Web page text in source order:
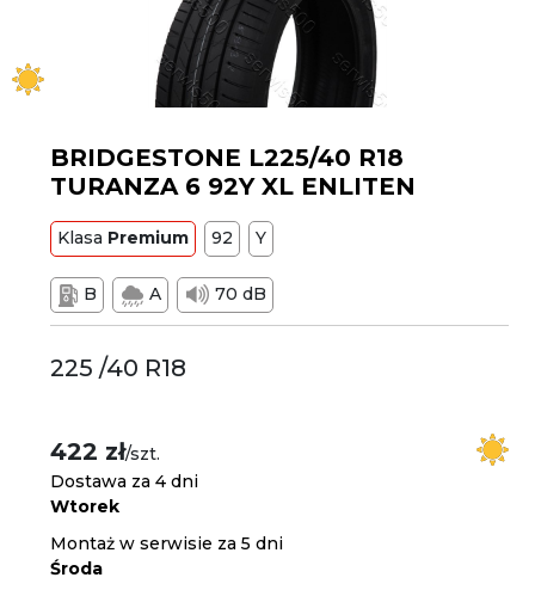
BRIDGESTONE L225/40 R18
TURANZA 6 92Y XL ENLITEN
Klasa Premium 92 Y
B A 70 dB
225 /40 R18
422 zł/szt.
Dostawa za 4 dni
Wtorek
Montaż w serwisie za 5 dni
Środa